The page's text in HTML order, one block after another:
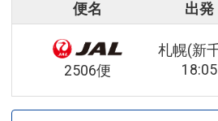
便名 出発
2506便
札幌(新
18:05